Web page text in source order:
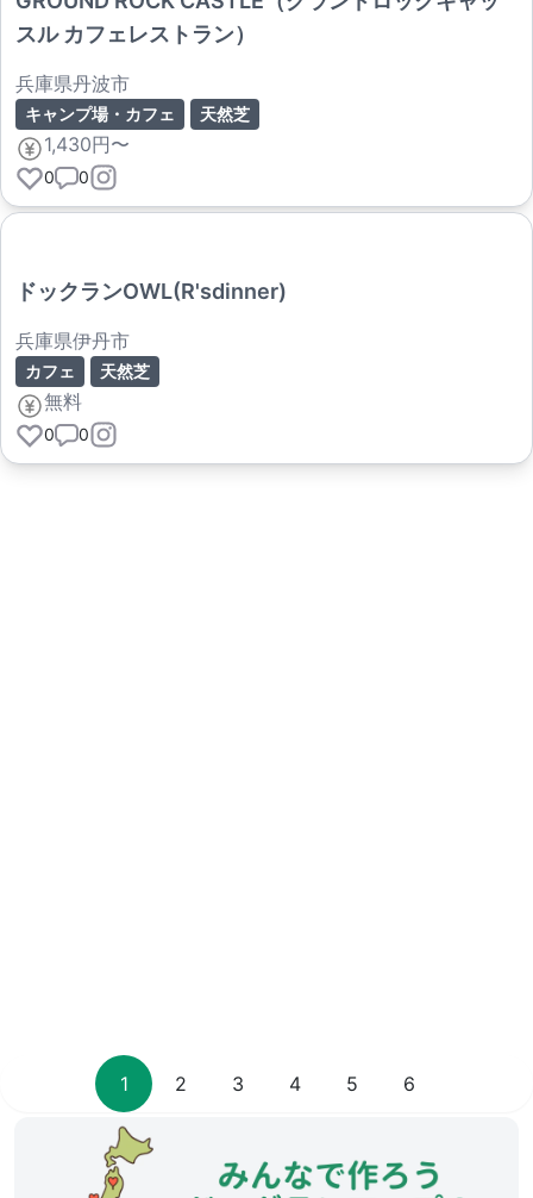
スル カフェレストラン）
兵庫県丹波市
キャンプ場・カフェ 天然芝
1,430円〜
0 0
ドックランOWL(R'sdinner)
兵庫県伊丹市
カフェ 天然芝
無料
0 0
1 2 3 4 5 6